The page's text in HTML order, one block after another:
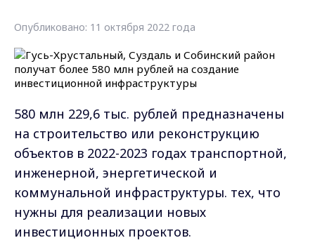
Опубликовано: 11 октября 2022 года
580 млн 229,6 тыс. рублей предназначены
на строительство или реконструкцию
объектов в 2022-2023 годах транспортной,
инженерной, энергетической и
коммунальной инфраструктуры. тех, что
нужны для реализации новых
инвестиционных проектов.